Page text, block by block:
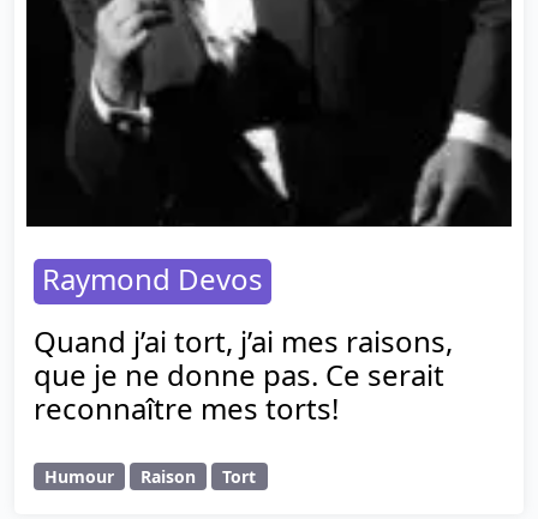
Raymond Devos
Quand j’ai tort, j’ai mes raisons,
que je ne donne pas. Ce serait
reconnaître mes torts!
Humour Raison Tort